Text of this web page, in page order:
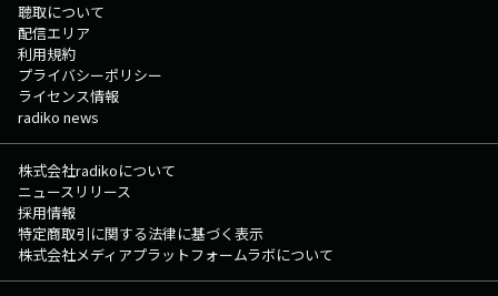
聴取について
配信エリア
利用規約
プライバシーポリシー
ライセンス情報
radiko news
株式会社radikoについて
ニュースリリース
採用情報
特定商取引に関する法律に基づく表示
株式会社メディアプラットフォームラボについて